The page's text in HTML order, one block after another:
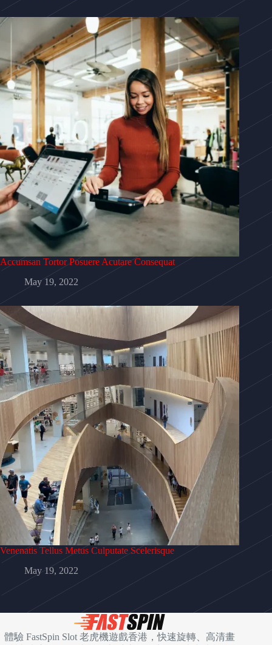
Accumsan Tortor Posuere Acutare Consequat
May 19, 2022
Venenatis Tellus Metus Culputate Scelerisque
May 19, 2022
體驗 FastSpin Slot 老虎機遊戲香港，快速旋轉、高清畫